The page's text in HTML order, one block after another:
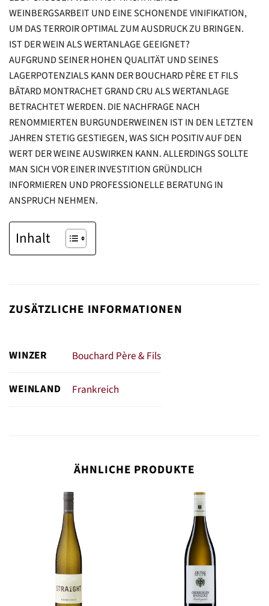
INBERGSARBEIT UND EINE SCHONENDE VINIFIKATION, UM
DAS TERROIR OPTIMAL ZUM AUSDRUCK ZU BRINGEN.
IST DER WEIN ALS WERTANLAGE GEEIGNET?
AUFGRUND SEINER HOHEN QUALITÄT UND SEINES
LAGERPOTENZIALS KANN DER BOUCHARD PÈRE ET FILS
BÂTARD MONTRACHET GRAND CRU ALS WERTANLAGE
BETRACHTET WERDEN. DIE NACHFRAGE NACH
RENOMMIERTEN BURGUNDERWEINEN IST IN DEN LETZTEN
JAHREN STETIG GESTIEGEN, WAS SICH POSITIV AUF DEN
WERT DER WEINE AUSWIRKEN KANN. ALLERDINGS SOLLTE
MAN SICH VOR EINER INVESTITION GRÜNDLICH
INFORMIEREN UND PROFESSIONELLE BERATUNG IN
ANSPRUCH NEHMEN.
Inhalt
ZUSÄTZLICHE INFORMATIONEN
WINZER Bouchard Père & Fils
WEINLAND Frankreich
ÄHNLICHE PRODUKTE